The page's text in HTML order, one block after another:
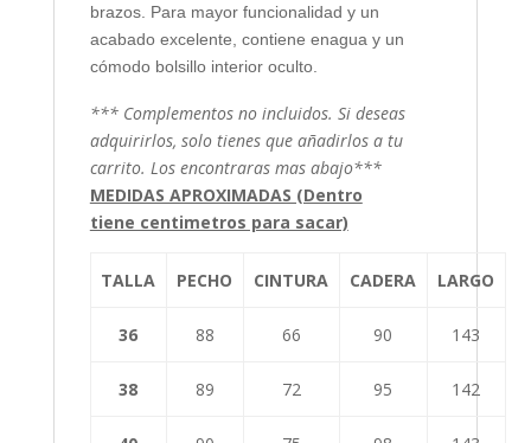
brazos. Para mayor funcionalidad y un
acabado excelente, contiene enagua y un
cómodo bolsillo interior oculto.
*** Complementos no incluidos. Si deseas
adquirirlos, solo tienes que añadirlos a tu
carrito. Los encontraras mas abajo***
MEDIDAS APROXIMADAS (Dentro
tiene centimetros para sacar)
TALLA PECHO CINTURA CADERA LARGO
36 88 66 90 143
38 89 72 95 142